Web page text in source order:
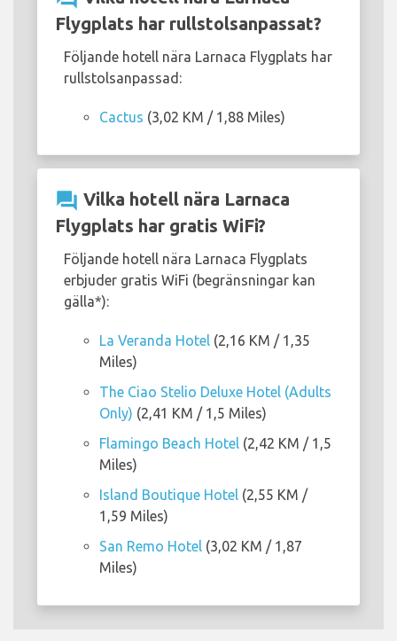
Flygplats har rullstolsanpassat?
Följande hotell nära Larnaca Flygplats har
rullstolsanpassad:
Cactus (3,02 KM / 1,88 Miles)
question_answer Vilka hotell nära Larnaca
Flygplats har gratis WiFi?
Följande hotell nära Larnaca Flygplats
erbjuder gratis WiFi (begränsningar kan
gälla*):
La Veranda Hotel (2,16 KM / 1,35
Miles)
The Ciao Stelio Deluxe Hotel (Adults
Only) (2,41 KM / 1,5 Miles)
Flamingo Beach Hotel (2,42 KM / 1,5
Miles)
Island Boutique Hotel (2,55 KM /
1,59 Miles)
San Remo Hotel (3,02 KM / 1,87
Miles)